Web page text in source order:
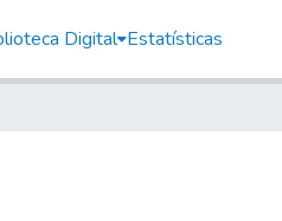
Digital Estatísticas